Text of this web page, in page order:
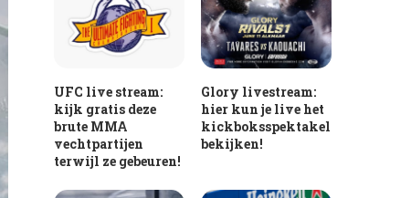
UFC live stream:
kijk gratis deze
brute MMA
vechtpartijen
terwijl ze gebeuren!
Glory livestream:
hier kun je live het
kickboksspektakel
bekijken!